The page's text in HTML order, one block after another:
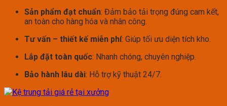
Sản phẩm đạt chuẩn: Đảm bảo tải trọng đúng cam kết,
an toàn cho hàng hóa và nhân công.
Tư vấn – thiết kế miễn phí: Giúp tối ưu diện tích kho.
Lắp đặt toàn quốc: Nhanh chóng, chuyên nghiệp.
Bảo hành lâu dài: Hỗ trợ kỹ thuật 24/7.